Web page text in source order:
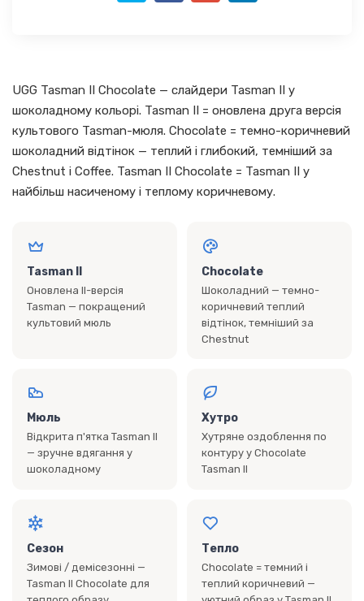
UGG Tasman II Chocolate — слайдери Tasman II у
шоколадному кольорі. Tasman II = оновлена друга версія
культового Tasman-мюля. Chocolate = темно-коричневий
шоколадний відтінок — теплий і глибокий, темніший за
Chestnut і Coffee. Tasman II Chocolate = Tasman II у
найбільш насиченому і теплому коричневому.
Tasman II
Оновлена II-версія
Tasman — покращений
культовий мюль
Chocolate
Шоколадний — темно-
коричневий теплий
відтінок, темніший за
Chestnut
Мюль
Відкрита п'ятка Tasman II
— зручне вдягання у
шоколадному
Хутро
Хутряне оздоблення по
контуру у Chocolate
Tasman II
Сезон
Зимові / демісезонні —
Tasman II Chocolate для
Тепло
Chocolate = темний і
теплий коричневий —